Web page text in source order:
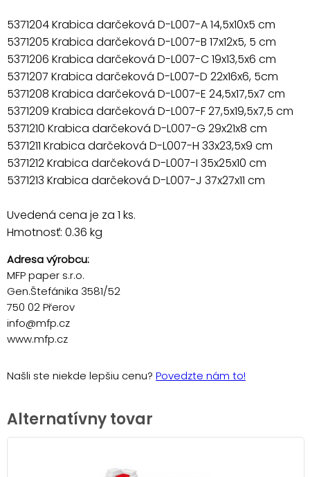
5371204 Krabica darčeková D-L007-A 14,5x10x5 cm
5371205 Krabica darčeková D-L007-B 17x12x5, 5 cm
5371206 Krabica darčeková D-L007-C 19x13,5x6 cm
5371207 Krabica darčeková D-L007-D 22x16x6, 5cm
5371208 Krabica darčeková D-L007-E 24,5x17,5x7 cm
5371209 Krabica darčeková D-L007-F 27,5x19,5x7,5 cm
5371210 Krabica darčeková D-L007-G 29x21x8 cm
5371211 Krabica darčeková D-L007-H 33x23,5x9 cm
5371212 Krabica darčeková D-L007-I 35x25x10 cm
5371213 Krabica darčeková D-L007-J 37x27x11 cm
Uvedená cena je za 1 ks.
Hmotnosť: 0.36 kg
Adresa výrobcu:
MFP paper s.r.o.
Gen.Štefánika 3581/52
750 02 Přerov
info@mfp.cz
www.mfp.cz
Našli ste niekde lepšiu cenu? Povedzte nám to!
Alternatívny tovar